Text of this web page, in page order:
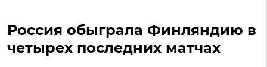
Россия обыграла Финляндию в
четырех последних матчах